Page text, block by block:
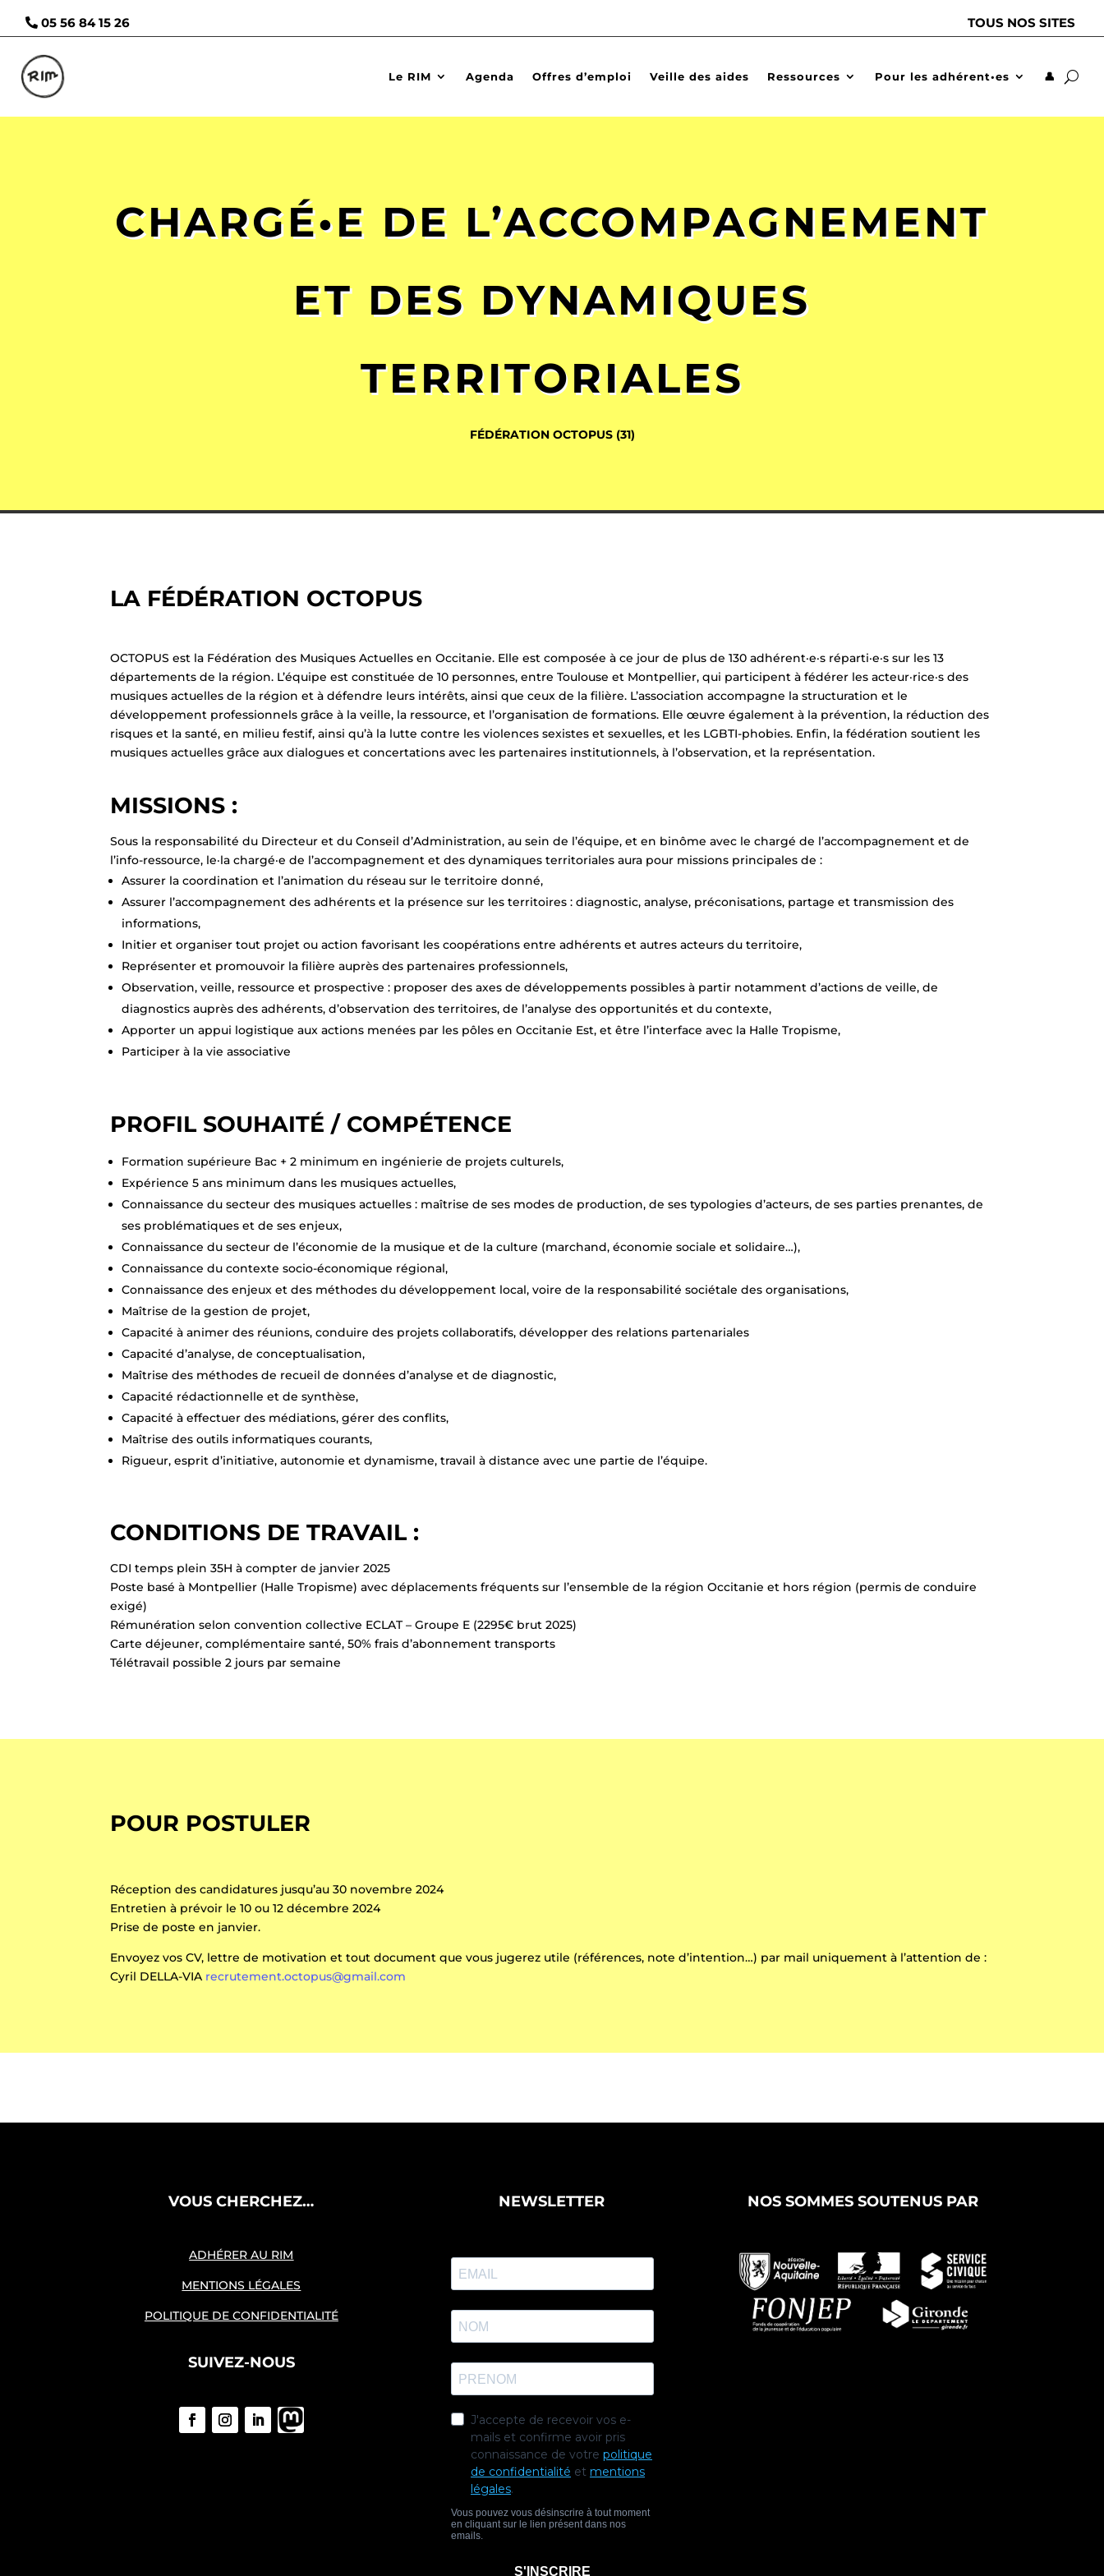
05 56 84 15 26 TOUS NOS SITES
Le RIM Agenda Offres d’emploi Veille des aides Ressources Pour les adhérent•es 👤
CHARGÉ•E DE L’ACCOMPAGNEMENT
ET DES DYNAMIQUES
TERRITORIALES
FÉDÉRATION OCTOPUS (31)
LA FÉDÉRATION OCTOPUS
OCTOPUS est la Fédération des Musiques Actuelles en Occitanie. Elle est composée à ce jour de plus de 130 adhérent·e·s réparti·e·s sur les 13
départements de la région. L’équipe est constituée de 10 personnes, entre Toulouse et Montpellier, qui participent à fédérer les acteur·rice·s des
musiques actuelles de la région et à défendre leurs intérêts, ainsi que ceux de la filière. L’association accompagne la structuration et le
développement professionnels grâce à la veille, la ressource, et l’organisation de formations. Elle œuvre également à la prévention, la réduction des
risques et la santé, en milieu festif, ainsi qu’à la lutte contre les violences sexistes et sexuelles, et les LGBTI-phobies. Enfin, la fédération soutient les
musiques actuelles grâce aux dialogues et concertations avec les partenaires institutionnels, à l’observation, et la représentation.
MISSIONS :
Sous la responsabilité du Directeur et du Conseil d’Administration, au sein de l’équipe, et en binôme avec le chargé de l’accompagnement et de
l’info-ressource, le·la chargé·e de l’accompagnement et des dynamiques territoriales aura pour missions principales de :
Assurer la coordination et l’animation du réseau sur le territoire donné,
Assurer l’accompagnement des adhérents et la présence sur les territoires : diagnostic, analyse, préconisations, partage et transmission des
informations,
Initier et organiser tout projet ou action favorisant les coopérations entre adhérents et autres acteurs du territoire,
Représenter et promouvoir la filière auprès des partenaires professionnels,
Observation, veille, ressource et prospective : proposer des axes de développements possibles à partir notamment d’actions de veille, de
diagnostics auprès des adhérents, d’observation des territoires, de l’analyse des opportunités et du contexte,
Apporter un appui logistique aux actions menées par les pôles en Occitanie Est, et être l’interface avec la Halle Tropisme,
Participer à la vie associative
PROFIL SOUHAITÉ / COMPÉTENCE
Formation supérieure Bac + 2 minimum en ingénierie de projets culturels,
Expérience 5 ans minimum dans les musiques actuelles,
Connaissance du secteur des musiques actuelles : maîtrise de ses modes de production, de ses typologies d’acteurs, de ses parties prenantes, de
ses problématiques et de ses enjeux,
Connaissance du secteur de l’économie de la musique et de la culture (marchand, économie sociale et solidaire…),
Connaissance du contexte socio-économique régional,
Connaissance des enjeux et des méthodes du développement local, voire de la responsabilité sociétale des organisations,
Maîtrise de la gestion de projet,
Capacité à animer des réunions, conduire des projets collaboratifs, développer des relations partenariales
Capacité d’analyse, de conceptualisation,
Maîtrise des méthodes de recueil de données d’analyse et de diagnostic,
Capacité rédactionnelle et de synthèse,
Capacité à effectuer des médiations, gérer des conflits,
Maîtrise des outils informatiques courants,
Rigueur, esprit d’initiative, autonomie et dynamisme, travail à distance avec une partie de l’équipe.
CONDITIONS DE TRAVAIL :
CDI temps plein 35H à compter de janvier 2025
Poste basé à Montpellier (Halle Tropisme) avec déplacements fréquents sur l’ensemble de la région Occitanie et hors région (permis de conduire
exigé)
Rémunération selon convention collective ECLAT – Groupe E (2295€ brut 2025)
Carte déjeuner, complémentaire santé, 50% frais d’abonnement transports
Télétravail possible 2 jours par semaine
POUR POSTULER
Réception des candidatures jusqu’au 30 novembre 2024
Entretien à prévoir le 10 ou 12 décembre 2024
Prise de poste en janvier.
Envoyez vos CV, lettre de motivation et tout document que vous jugerez utile (références, note d’intention…) par mail uniquement à l’attention de :
Cyril DELLA-VIA recrutement.octopus@gmail.com
VOUS CHERCHEZ…
ADHÉRER AU RIM
MENTIONS LÉGALES
POLITIQUE DE CONFIDENTIALITÉ
SUIVEZ-NOUS
NEWSLETTER NOS SOMMES SOUTENUS PAR